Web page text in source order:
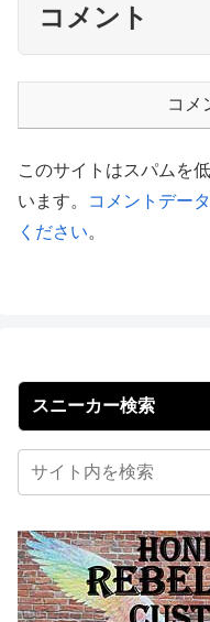
コメント
コメ
このサイトはスパムを
います。
コメントデー
ください。
スニーカー検索